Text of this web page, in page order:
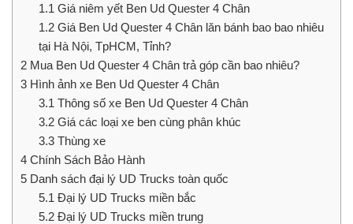
1.1 Giá niêm yết Ben Ud Quester 4 Chân
1.2Giá Ben Ud Quester 4 Chân lăn bánh bao bao nhiêu
tại Hà Nội, TpHCM, Tỉnh?
2 Mua Ben Ud Quester 4 Chân trả góp cần bao nhiêu?
3 Hình ảnh xe Ben Ud Quester 4 Chân
3.1 Thông số xe Ben Ud Quester 4 Chân
3.2Giá các loại xe ben cùng phân khúc
3.3Thùng xe
4 Chính Sách Bảo Hành
5 Danh sách đại lý UD Trucks toàn quốc
5.1 Đại lý UD Trucks miền bắc
5.2Đại lý UD Trucks miền trung